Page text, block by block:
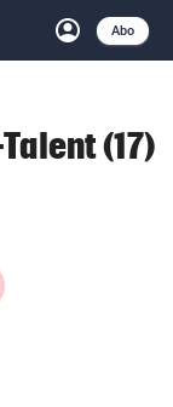
account_circle
Anmelden
Abo
Schließen
(17)